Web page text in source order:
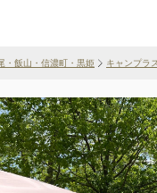
・飯山・信濃町・黒姫 キャンプラ